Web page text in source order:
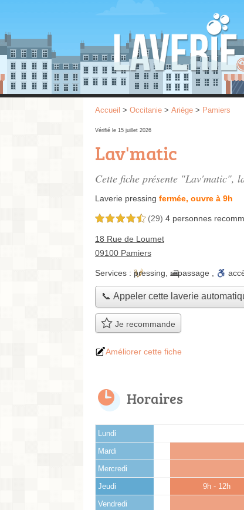
Accueil > Occitanie > Ariège > Pamiers
Vérifié le 15 juillet 2026
Lav'matic
Cette fiche présente "Lav'matic",
Laverie pressing fermée, ouvre à 9h
4,5 étoiles sur 5 (29) 4 personnes
18 Rue de Loumet
09100 Pamiers
Services : pressing repassage
📞 Appeler cette laverie
Je recommande
Améliorer cette fiche
Horaires
Lundi
Mardi
Mercredi
Jeudi 9h - 12h
Vendredi